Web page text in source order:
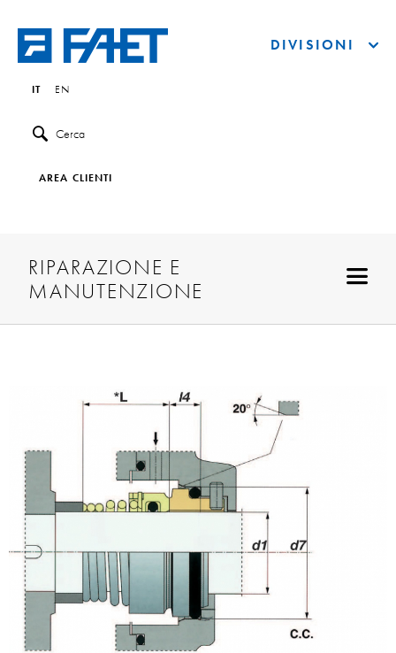
IT EN
Cerca
AREA CLIENTI
DIVISIONI
RIPARAZIONE E
MANUTENZIONE